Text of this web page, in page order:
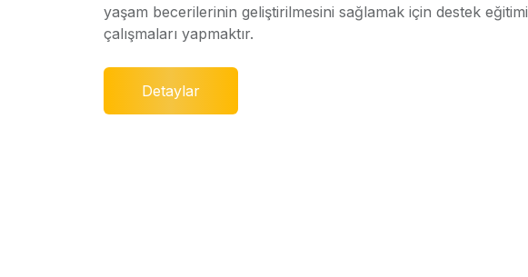
yaşam becerilerinin geliştirilmesini sağlamak için destek eğitimi
çalışmaları yapmaktır.
Detaylar